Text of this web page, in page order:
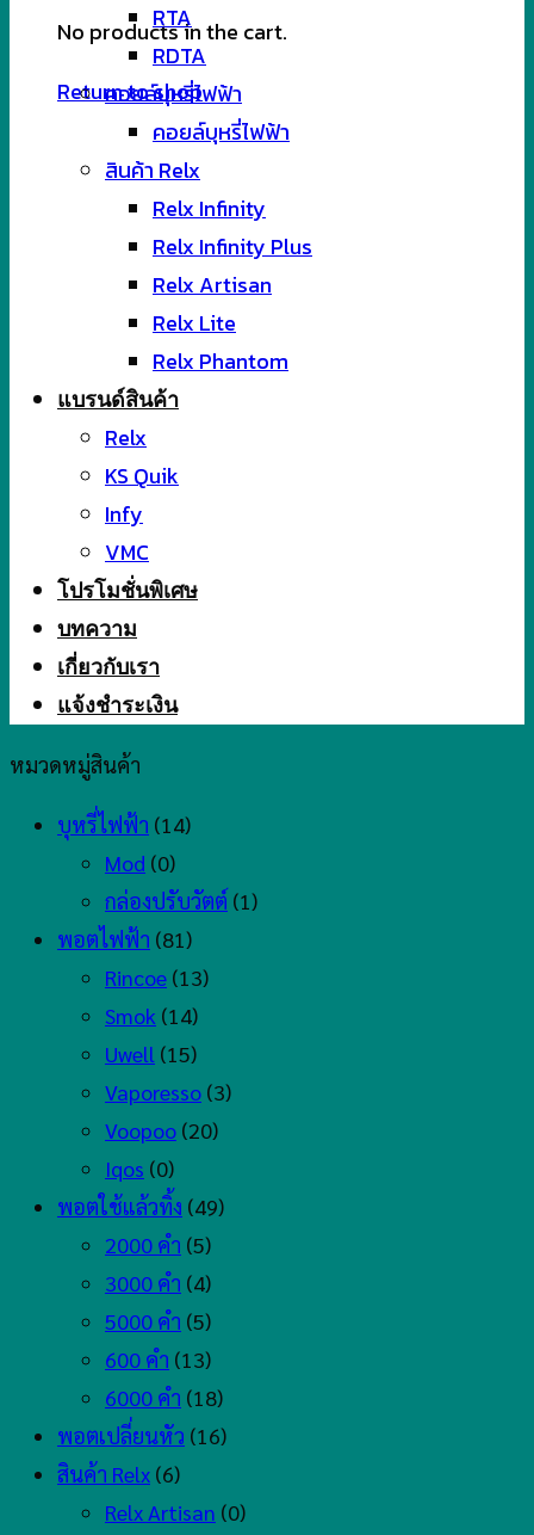
No products in the cart.
Return to shop
RTA
RDTA
คอยล์บุหรี่ไฟฟ้า
คอยล์บุหรี่ไฟฟ้า
สินค้า Relx
Relx Infinity
Relx Infinity Plus
Relx Artisan
Relx Lite
Relx Phantom
แบรนด์สินค้า
Relx
KS Quik
Infy
VMC
โปรโมชั่นพิเศษ
บทความ
เกี่ยวกับเรา
แจ้งชำระเงิน
หมวดหมู่สินค้า
บุหรี่ไฟฟ้า (14)
Mod (0)
กล่องปรับวัตต์ (1)
พอตไฟฟ้า (81)
Rincoe (13)
Smok (14)
Uwell (15)
Vaporesso (3)
Voopoo (20)
Iqos (0)
พอตใช้แล้วทิ้ง (49)
2000 คำ (5)
3000 คำ (4)
5000 คำ (5)
600 คำ (13)
6000 คำ (18)
พอตเปลี่ยนหัว (16)
สินค้า Relx (6)
Relx Artisan (0)